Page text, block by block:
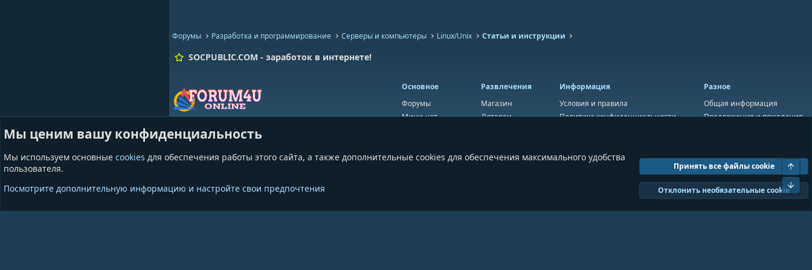
Форумы Разработка и программирование Серверы и компьютеры Linux/Unix Статьи и инструкции
SOCPUBLIC.COM - заработок в интернете!
Основное
Форумы
Мини-чат
Сообщества
Развлечения
Магазин
Лотереи
Информация
Условия и правила
Политика конфиденциальности
Разное
Общая информация
Предложения и пожелания
Cookies GrayAndBlue (Dark)
Запросов 21 Время 0.1087s Память 11.09MB
Мы ценим вашу конфиденциальность
Мы используем основные cookies для обеспечения работы этого сайта, а также дополнительные cookies для обеспечения максимального удобства
пользователя.
Посмотрите дополнительную информацию и настройте свои предпочтения
Принять все файлы cookie
Отклонить необязательные cookie